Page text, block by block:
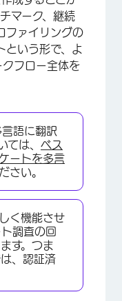
マーク、継続
ファイリングの
という形で、よ
フロー全体を
語に翻訳
ては、 ベス
ートを多言
さい。
く機能させ
調査の回
す。つま
、認証済